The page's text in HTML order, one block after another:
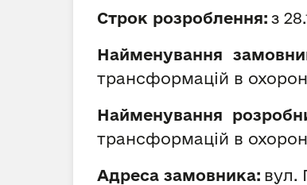
Строк розроблення: з 28
Найменування
трансформацій в
Найменування
трансформацій в
Адреса замовника: вул.